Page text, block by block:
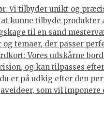
Vi tilbyder unikt og
kunne tilbyde
til en sand
temaer, der passer
Vores udskårne
og kan tilpasses
er på udkig efter den
som vil